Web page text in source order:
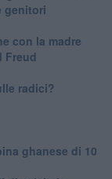
genitori
con la madre
Freud
radici?
ghanese di 10